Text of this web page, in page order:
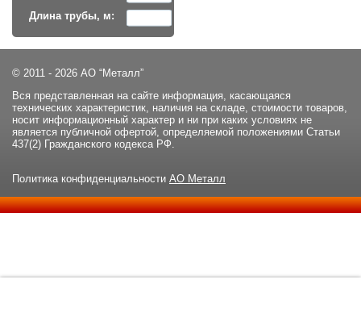
Длина трубы, м:
© 2011 - 2026 АО “Металл”
Вся представленная на сайте информация, касающаяся
технических характеристик, наличия на складе, стоимости товаров,
носит информационный характер и ни при каких условиях не
является публичной офертой, определяемой положениями Статьи
437(2) Гражданского кодекса РФ.
Политика конфиденциальности АО Металл